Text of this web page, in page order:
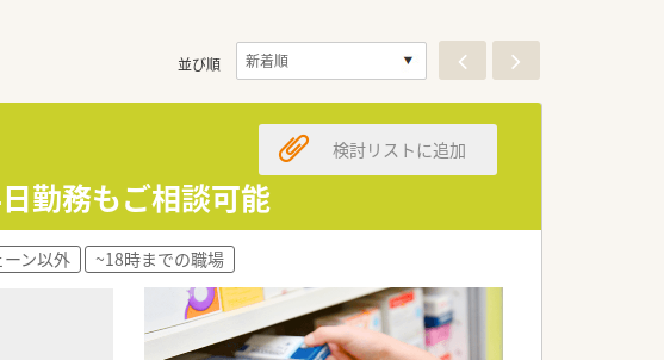
並び順
勤務もご相談可能
検討リストに追加
ン以外 ~18時までの職場